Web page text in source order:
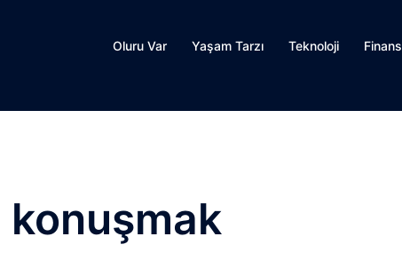
Oluru Var Yaşam Tarzı Teknoloji Finans